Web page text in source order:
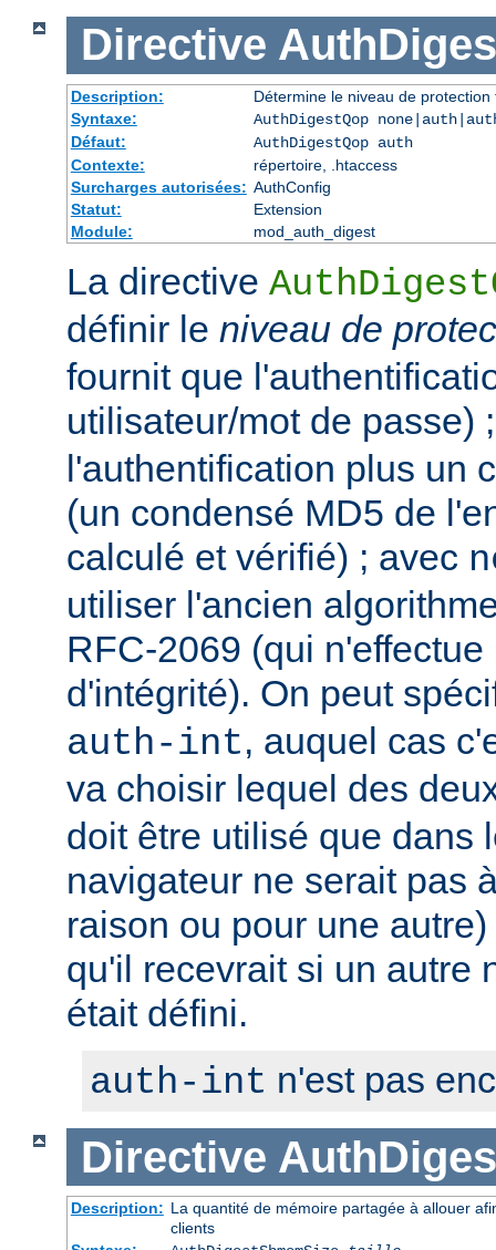
Directive
Description:
Détermine le niveau de
Syntaxe:
AuthDigestQop
Défaut:
AuthDigestQop auth
Contexte:
répertoire, .htaccess
Surcharges autorisées: AuthConfig
Statut:
Extension
Module:
mod_auth_digest
La directive
définir le niveau de
fournit que
utilisateur/mot de passe)
l'authentification plus un
(un condensé MD5 de
calculé et vérifié) ; avec
utiliser l'ancien
RFC-2069 (qui
d'intégrité). On peut
auth-int, auquel cas
va choisir lequel des
doit être utilisé que dans
navigateur ne serait pas
raison ou pour une
qu'il recevrait si un autre
était défini.
auth-int n'est pas
Directive
Description: La quantité de mémoire partagée à allouer
clients